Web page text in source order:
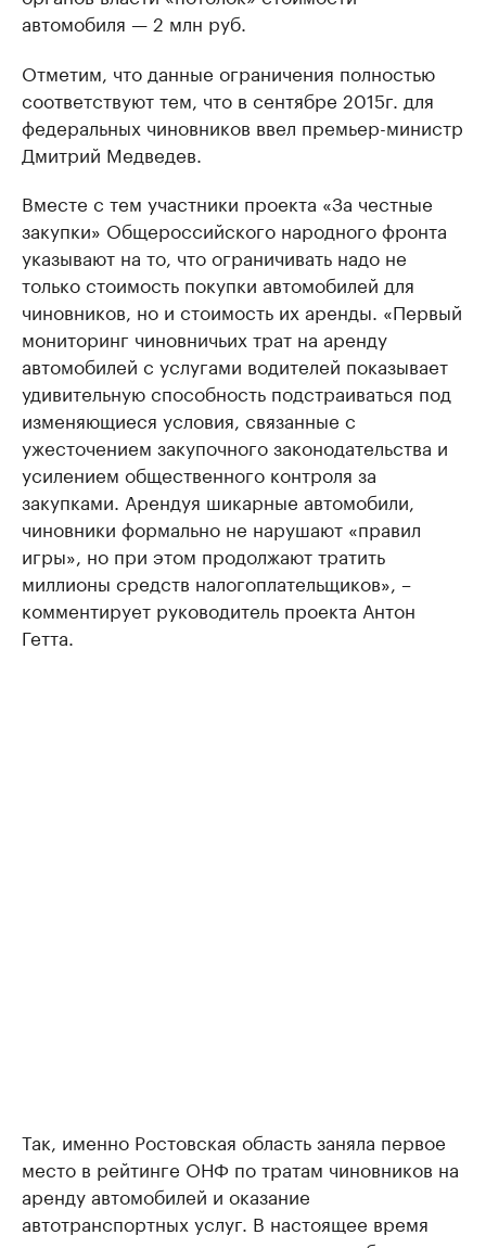
автомобиля — 2 млн руб.
Отметим, что данные ограничения полностью
соответствуют тем, что в сентябре 2015г. для
федеральных чиновников ввел премьер-министр
Дмитрий Медведев.
Вместе с тем участники проекта «За честные
закупки» Общероссийского народного фронта
указывают на то, что ограничивать надо не
только стоимость покупки автомобилей для
чиновников, но и стоимость их аренды. «Первый
мониторинг чиновничьих трат на аренду
автомобилей с услугами водителей показывает
удивительную способность подстраиваться под
изменяющиеся условия, связанные с
ужесточением закупочного законодательства и
усилением общественного контроля за
закупками. Арендуя шикарные автомобили,
чиновники формально не нарушают «правил
игры», но при этом продолжают тратить
миллионы средств налогоплательщиков», –
комментирует руководитель проекта Антон
Гетта.
Так, именно Ростовская область заняла первое
место в рейтинге ОНФ по тратам чиновников на
аренду автомобилей и оказание
автотранспортных услуг. В настоящее время